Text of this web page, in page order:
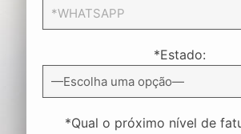
*Estado:
*Qual o próximo nível de